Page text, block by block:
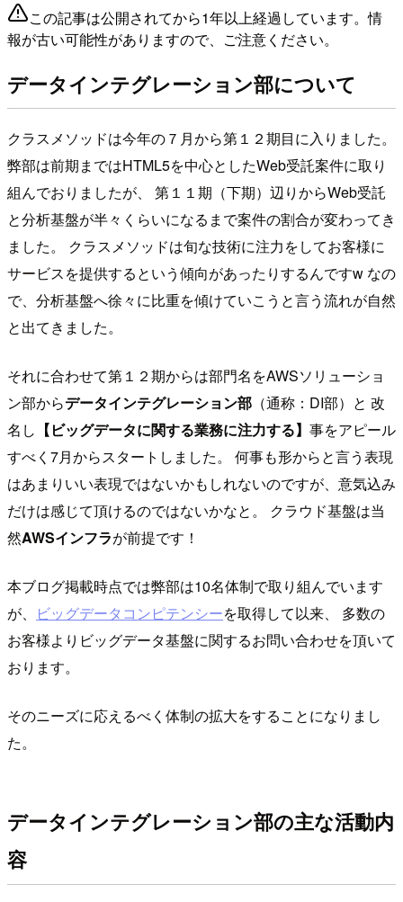
この記事は公開されてから1年以上経過しています。情
報が古い可能性がありますので、ご注意ください。
データインテグレーション部について
クラスメソッドは今年の７月から第１２期目に入りました。
弊部は前期まではHTML5を中心としたWeb受託案件に取り
組んでおりましたが、 第１１期（下期）辺りからWeb受託
と分析基盤が半々くらいになるまで案件の割合が変わってき
ました。 クラスメソッドは旬な技術に注力をしてお客様に
サービスを提供するという傾向があったりするんですw なの
で、分析基盤へ徐々に比重を傾けていこうと言う流れが自然
と出てきました。
それに合わせて第１２期からは部門名をAWSソリューショ
ン部からデータインテグレーション部 （通称：DI部）と 改
名し 【ビッグデータに関する業務に注力する】 事をアピール
すべく7月からスタートしました。 何事も形からと言う表現
はあまりいい表現ではないかもしれないのですが、意気込み
だけは感じて頂けるのではないかなと。 クラウド基盤は当
然AWSインフラが前提です！
本ブログ掲載時点では弊部は10名体制で取り組んでいます
が、
ビッグデータコンピテンシーを取得して以来、 多数の
お客様よりビッグデータ基盤に関するお問い合わせを頂いて
おります。
そのニーズに応えるべく体制の拡大をすることになりまし
た。
データインテグレーション部の主な活動内
容